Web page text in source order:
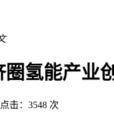
氢能产业
点击：3548 次